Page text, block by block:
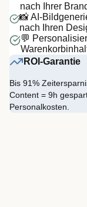
nach Ihrer
📸 AI-
nach Ihren
💬
ROI-Garantie
Bis 91%
Content = 9h
Personalkosten.